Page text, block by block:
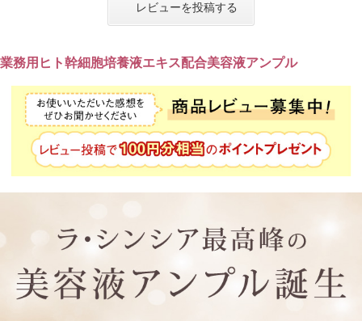
レビューを投稿する
業務用ヒト幹細胞培養液エキス配合美容液アンプル